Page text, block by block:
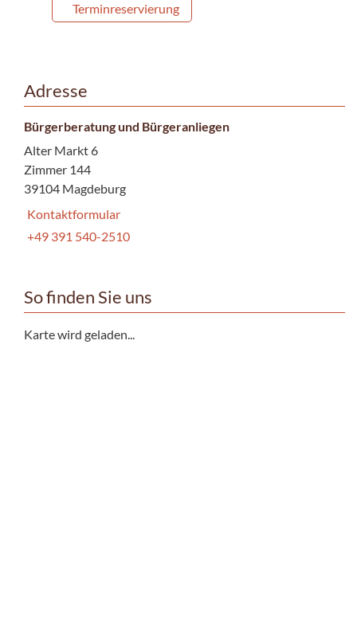
Terminreservierung
Adresse
Bürgerberatung und Bürgeranliegen
Alter Markt 6
Zimmer 144
39104 Magdeburg
Kontaktformular
+49 391 540-2510
So finden Sie uns
Karte wird geladen...